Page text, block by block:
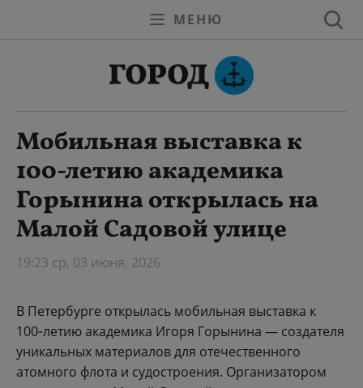
МЕНЮ
Мобильная выставка к
100‑летию академика
Горынина открылась на
Малой Садовой улице
19:23 ср, 03 июня, 2026
В Петербурге открылась мобильная выставка к
100‑летию академика Игоря Горынина — создателя
уникальных материалов для отечественного
атомного флота и судостроения. Организатором